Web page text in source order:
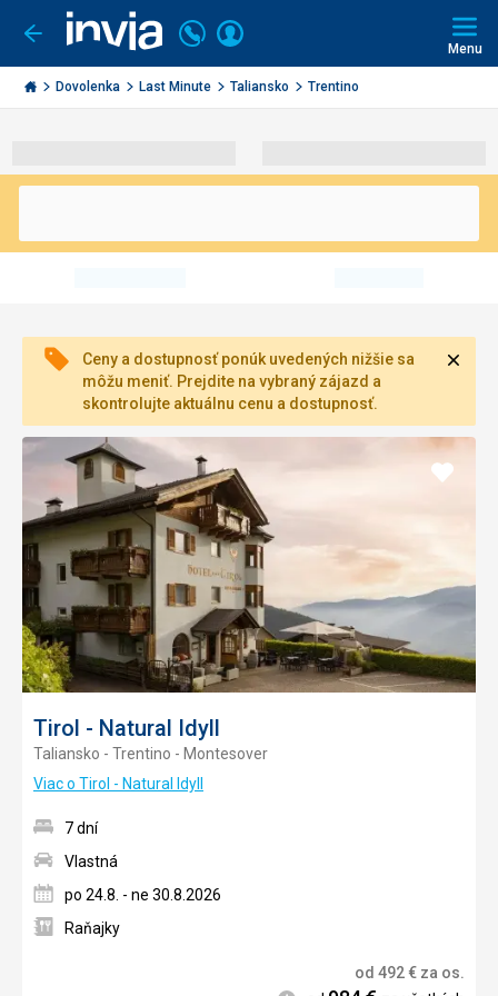
Ísť
späť
Invia.sk
Volajte
+421
2
3221
Prihlásiť
Menu
Dovolenka Last Minute Taliansko Trentino
Ceny a dostupnosť ponúk uvedených nižšie sa
môžu meniť. Prejdite na vybraný zájazd a
skontrolujte aktuálnu cenu a dostupnosť.
Tirol - Natural Idyll
Taliansko - Trentino - Montesover
Viac o Tirol - Natural Idyll
Pridať
7 dní
Vlastná
po 24.8. - ne 30.8.2026
Raňajky
od 492€ za os.